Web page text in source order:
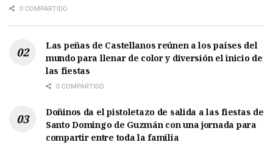
0 COMPARTIDO
Las peñas de Castellanos reúnen a los países del
mundo para llenar de color y diversión el inicio de
las fiestas
0 COMPARTIDO
Doñinos da el pistoletazo de salida a las fiestas de
Santo Domingo de Guzmán con una jornada para
compartir entre toda la familia